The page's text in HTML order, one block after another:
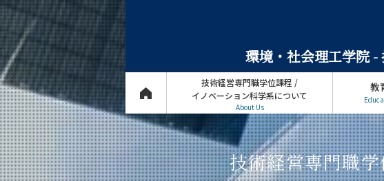
環境・社会理工学院 -
技術経営専門職学位課程 /
イノベーション科学系について
About Us
教
技術経営専門職